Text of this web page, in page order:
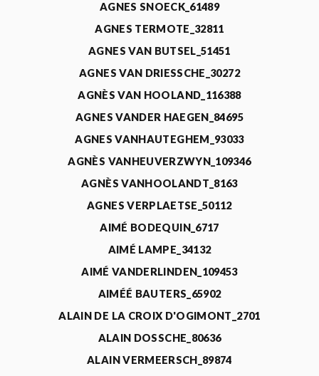
AGNES SNOECK_61489
AGNES TERMOTE_32811
AGNES VAN BUTSEL_51451
AGNES VAN DRIESSCHE_30272
AGNÈS VAN HOOLAND_116388
AGNES VANDER HAEGEN_84695
AGNES VANHAUTEGHEM_93033
AGNÈS VANHEUVERZWYN_109346
AGNÈS VANHOOLANDT_8163
AGNES VERPLAETSE_50112
AIMÉ BODEQUIN_6717
AIMÉ LAMPE_34132
AIMÉ VANDERLINDEN_109453
AIMÉÉ BAUTERS_65902
ALAIN DE LA CROIX D'OGIMONT_2701
ALAIN DOSSCHE_80636
ALAIN VERMEERSCH_89874